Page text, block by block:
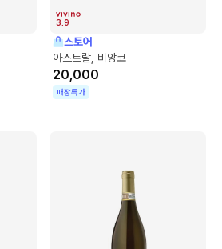
3.9
스토어
아스트랄, 비앙코
20,000
매장특가